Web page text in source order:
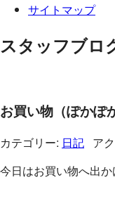
サイトマップ
スタッフブロ
お買い物（ぽかぽ
カテゴリー: 日記 ア
今日はお買い物へ出